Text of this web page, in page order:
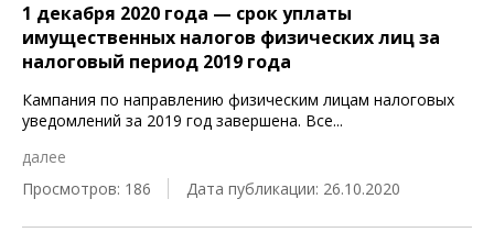
1 декабря 2020 года — срок уплаты
имущественных налогов физических лиц за
налоговый период 2019 года
Кампания по направлению физическим лицам налоговых
уведомлений за 2019 год завершена. Все...
далее
Просмотров: 186
Дата публикации: 26.10.2020